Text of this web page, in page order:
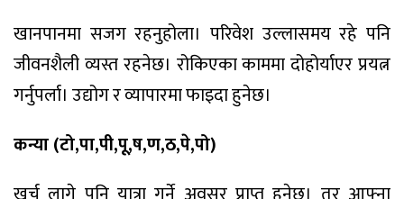
खानपानमा सजग रहनुहोला। परिवेश उल्लासमय रहे पनि
जीवनशैली व्यस्त रहनेछ। रोकिएका काममा दोहोर्याएर प्रयत्न
गर्नुपर्ला। उद्योग र व्यापारमा फाइदा हुनेछ।
कन्या (टो,पा,पी,पू,ष,ण,ठ,पे,पो)